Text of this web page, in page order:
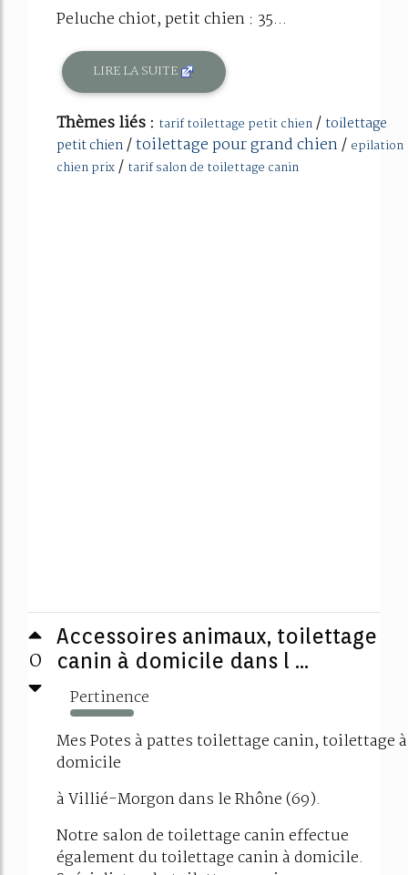
Peluche chiot, petit chien : 35...
LIRE LA SUITE
Thèmes liés : tarif toilettage petit chien/ toilettage
petit chien/toilettage pour grand chien/ epilation
chien prix/ tarif salon de toilettage canin
0
Accessoires animaux, toilettage
canin à domicile dans l ...
Pertinence
423%
Mes Potes à pattes toilettage canin, toilettage à
domicile
à Villié-Morgon dans le Rhône (69).
Notre salon de toilettage canin effectue
également du toilettage canin à domicile.